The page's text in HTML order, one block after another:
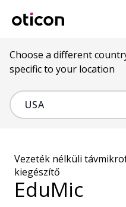
Choose a different
specific to your location
Vezeték nélküli
kiegészítő
EduMic